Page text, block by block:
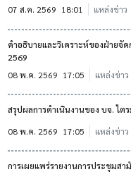
07 ส.ค. 2569 18:01 แหล่งข่าว
คำอธิบายและวิเคราะห์ของฝ่ายจั
2569
08 พ.ค. 2569 17:05 แหล่งข่าว
สรุปผลการดำเนินงานของ บจ. ไต
08 พ.ค. 2569 17:05 แหล่งข่าว
การเผยแพร่รายงานการประชุมส